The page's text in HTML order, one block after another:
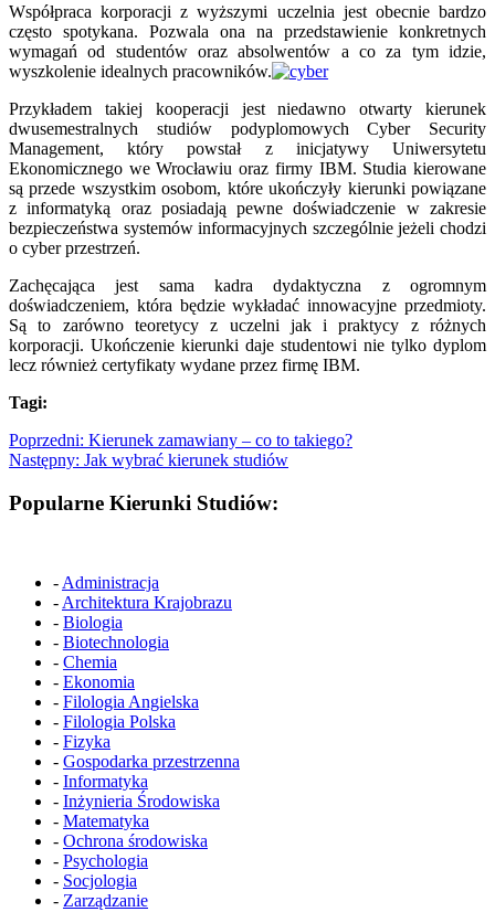
Współpraca korporacji z wyższymi uczelnia jest obecnie bardzo
często spotykana. Pozwala ona na przedstawienie konkretnych
wymagań od studentów oraz absolwentów a co za tym idzie,
wyszkolenie idealnych pracowników.
Przykładem takiej kooperacji jest niedawno otwarty kierunek
dwusemestralnych studiów podyplomowych Cyber Security
Management, który powstał z inicjatywy Uniwersytetu
Ekonomicznego we Wrocławiu oraz firmy IBM. Studia kierowane
są przede wszystkim osobom, które ukończyły kierunki powiązane
z informatyką oraz posiadają pewne doświadczenie w zakresie
bezpieczeństwa systemów informacyjnych szczególnie jeżeli chodzi
o cyber przestrzeń.
Zachęcająca jest sama kadra dydaktyczna z ogromnym
doświadczeniem, która będzie wykładać innowacyjne przedmioty.
Są to zarówno teoretycy z uczelni jak i praktycy z różnych
korporacji. Ukończenie kierunki daje studentowi nie tylko dyplom
lecz również certyfikaty wydane przez firmę IBM.
Tagi:
Poprzedni: Kierunek zamawiany – co to takiego?
Następny: Jak wybrać kierunek studiów
Popularne Kierunki Studiów:
- Administracja
- Architektura Krajobrazu
- Biologia
- Biotechnologia
- Chemia
- Ekonomia
- Filologia Angielska
- Filologia Polska
- Fizyka
- Gospodarka przestrzenna
- Informatyka
- Inżynieria Środowiska
- Matematyka
- Ochrona środowiska
- Psychologia
- Socjologia
- Zarządzanie